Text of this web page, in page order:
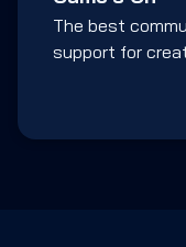
The best
support for